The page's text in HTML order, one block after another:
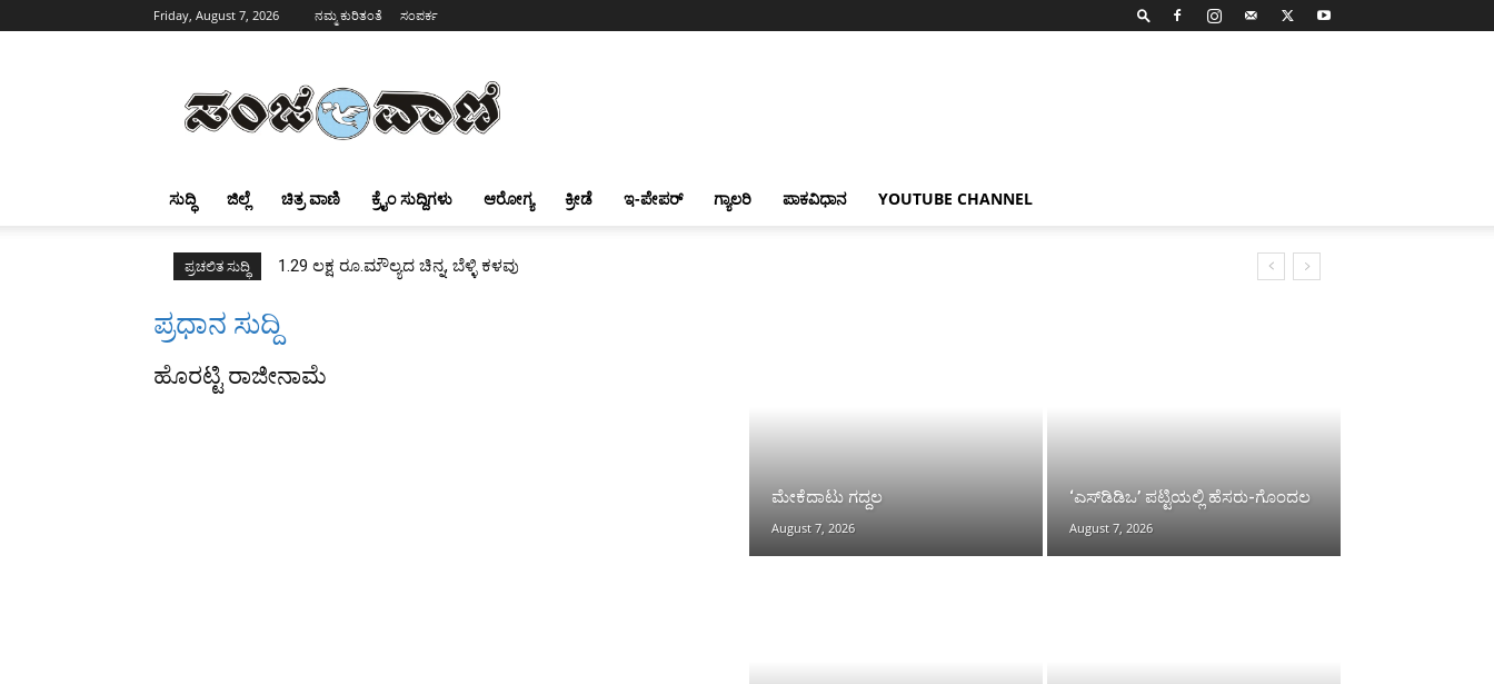
Friday, August 7, 2026 ನಮ್ಮ ಕುರಿತಂತೆ ಸಂಪರ್ಕ
ಸುದ್ಧಿ ಜಿಲ್ಲೆ ಚಿತ್ರ ವಾಣಿ ಕ್ರೈಂ ಸುದ್ದಿಗಳು ಆರೋಗ್ಯ ಕ್ರೀಡೆ ಇ-ಪೇಪರ್ ಗ್ಯಾಲರಿ ಪಾಕವಿಧಾನ YOUTUBE CHANNEL
ಪ್ರಚಲಿತ ಸುದ್ಧಿ 1.29 ಲಕ್ಷ ರೂ.ಮೌಲ್ಯದ ಚಿನ್ನ, ಬೆಳ್ಳಿ ಕಳವು
ಪ್ರಧಾನ ಸುದ್ದಿ
ಹೊರಟ್ಟಿ ರಾಜೀನಾಮೆ
ಮೇಕೆದಾಟು ಗದ್ದಲ
August 7, 2026
‘ಎಸ್‌ಡಿಡಿಒ’ ಪಟ್ಟಿಯಲ್ಲಿ ಹೆಸರು-ಗೊಂದಲ
August 7, 2026